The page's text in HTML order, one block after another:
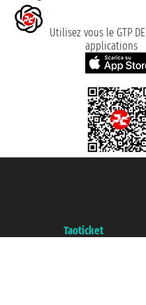
Utilisez vous le GTP
applications
Taoticket